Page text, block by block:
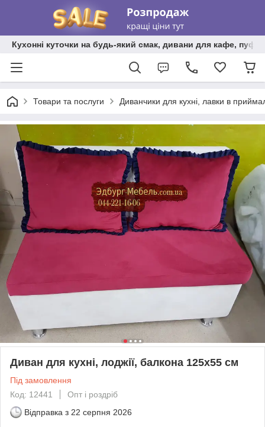
Кухонні куточки на будь-який смак, дивани для кафе,
Товари та послуги Диванчики для кухні, лавки в
Диван для кухні, лоджії, балкона 125х55 см
Під замовлення
Код: 12441
Опт і роздріб
Відправка з 22 серпня 2026